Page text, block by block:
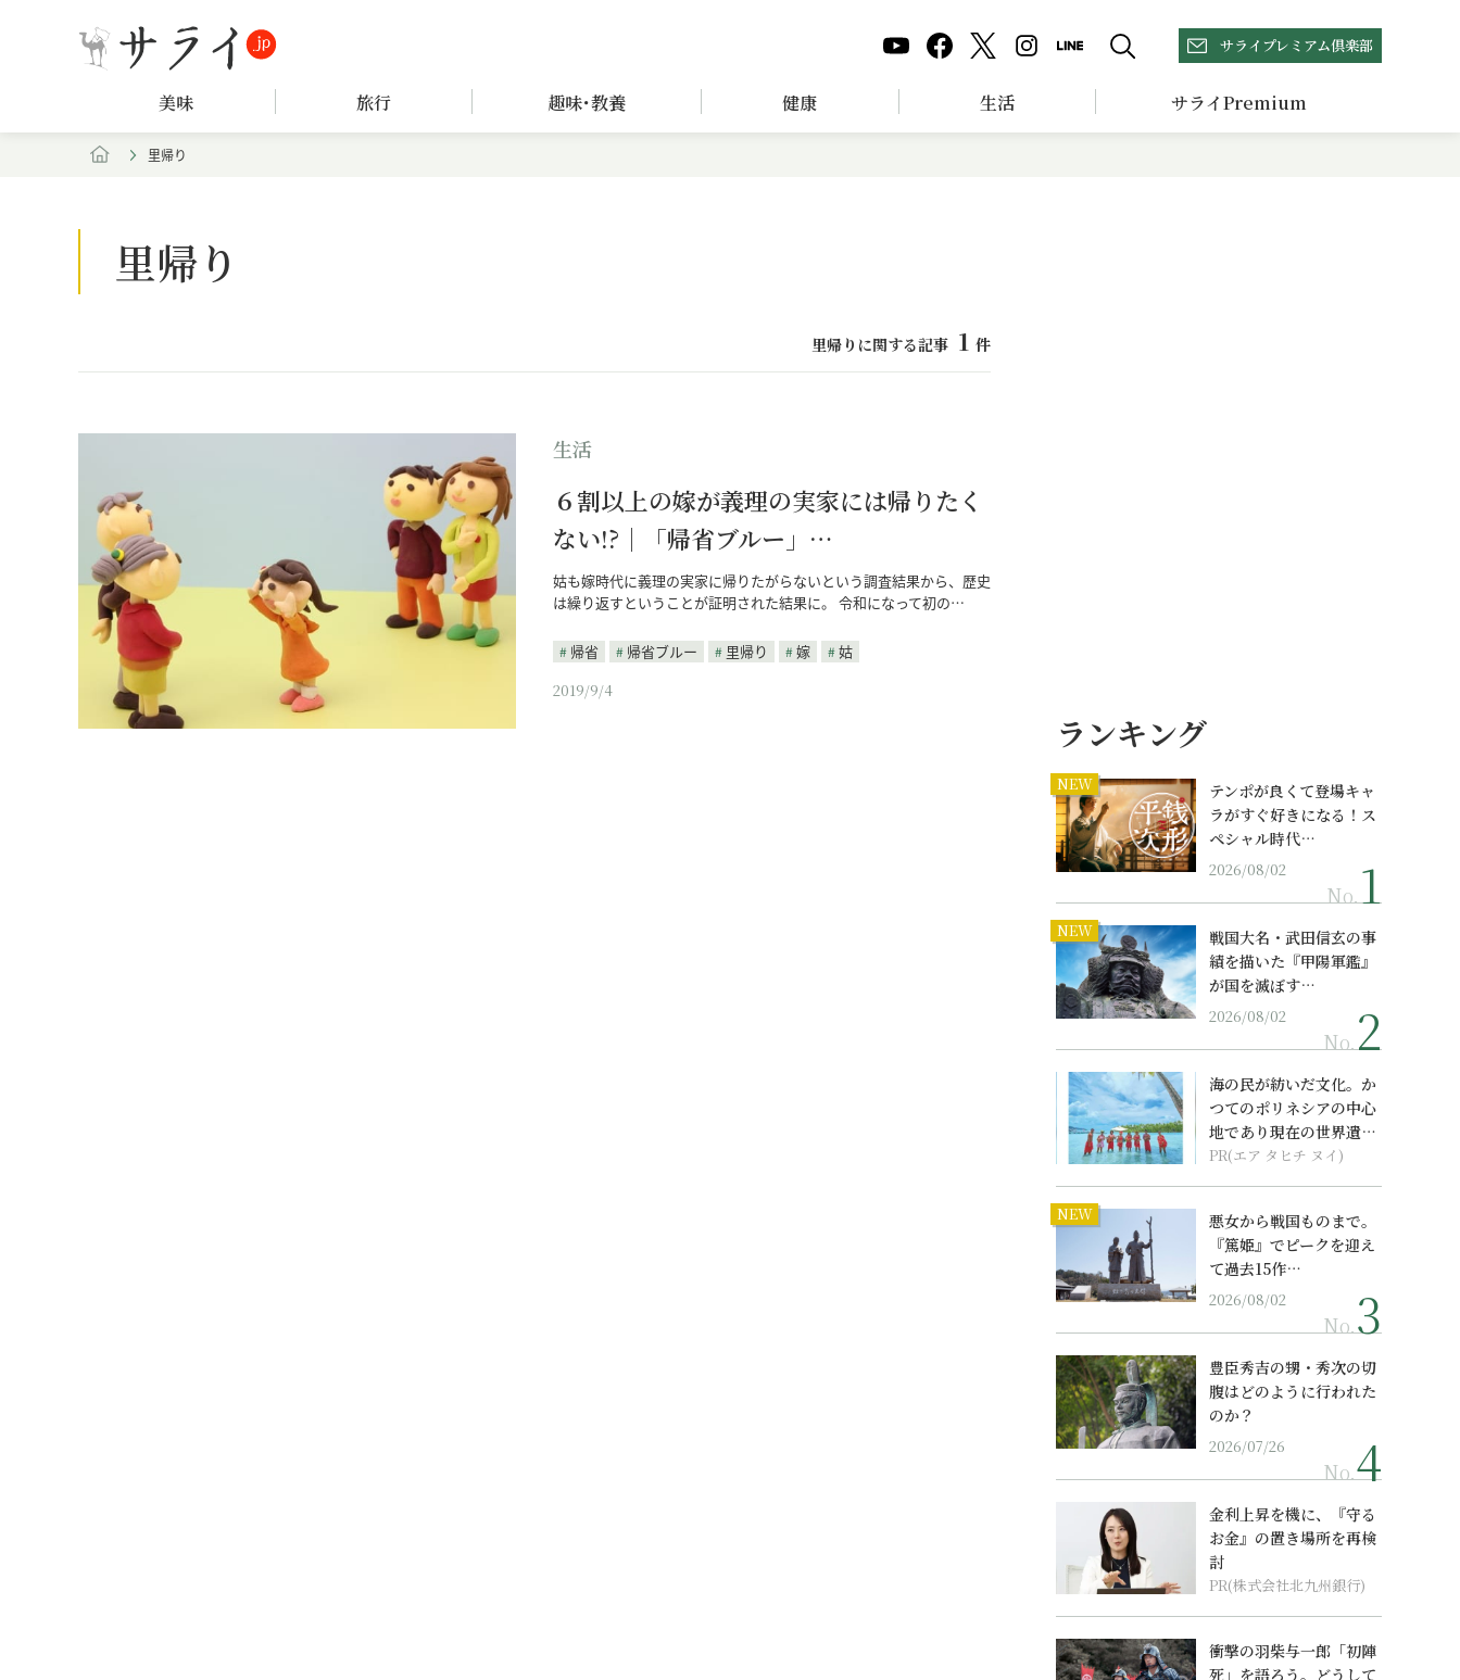
サライプレミアム倶楽部
美味 旅行 趣味･教養 健康 生活 サライPremium
里帰り
里帰り
里帰りに関する記事 1 件
生活
６割以上の嫁が義理の実家には帰りたく
ない!?｜「帰省ブルー」…
姑も嫁時代に義理の実家に帰りたがらないという調査結果から、歴史
は繰り返すということが証明された結果に。 令和になって初の…
帰省 帰省ブルー 里帰り 嫁
姑
2019/9/4
ランキング
NEW
テンポが良くて登場キャ
ラがすぐ好きになる！ス
ペシャル時代…
2026/08/02
No.
NEW
戦国大名・武田信玄の事
績を描いた『甲陽軍鑑』
が国を滅ぼす…
2026/08/02
No.
海の民が紡いだ文化。か
つてのポリネシアの中心
地であり現在の世界遺産
からみえてくる...
PR(エア タヒチ ヌイ)
NEW
悪女から戦国ものまで。
『篤姫』でピークを迎え
て過去15作…
2026/08/02
No.
豊臣秀吉の甥・秀次の切
腹はどのように行われた
のか？
2026/07/26
No.
金利上昇を機に、『守る
お金』の置き場所を再検
討
PR(株式会社北九州銀行)
衝撃の羽柴与一郎「初陣
死」を語ろう。どうして